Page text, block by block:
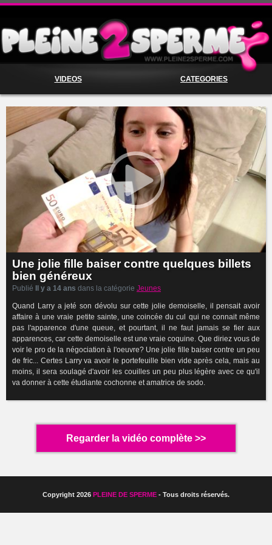
VIDEOS CATEGORIES
Une jolie fille baiser contre quelques billets
bien généreux
Publié Il y a 14 ans dans la catégorie Jeunes
Quand Larry a jeté son dévolu sur cette jolie demoiselle, il pensait avoir
affaire à une vraie petite sainte, une coincée du cul qui ne connait même
pas l'apparence d'une queue, et pourtant, il ne faut jamais se fier aux
apparences, car cette demoiselle est une vraie coquine. Que diriez vous de
voir le pro de la négociation à l'oeuvre? Une jolie fille baiser contre un peu
de fric... Certes Larry va avoir le portefeuille bien vide après cela, mais au
moins, il sera soulagé d'avoir les couilles un peu plus légère avec ce qu'il
va donner à cette étudiante cochonne et amatrice de sodo.
Regarder la vidéo complète >>
Copyright 2026 PLEINE DE SPERME - Tous droits réservés.